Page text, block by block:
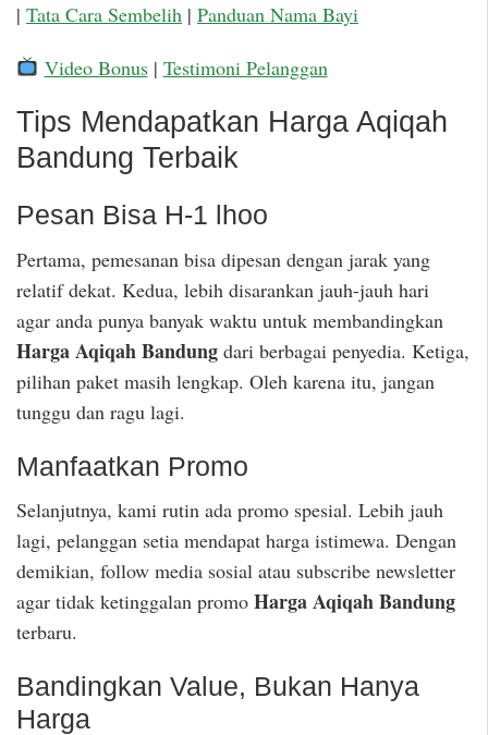
| Tata Cara Sembelih | Panduan Nama Bayi
Video Bonus| Testimoni Pelanggan
Tips Mendapatkan Harga Aqiqah
Bandung Terbaik
Pesan Bisa H-1 lhoo
Pertama, pemesanan bisa dipesan dengan jarak yang
relatif dekat. Kedua, lebih disarankan jauh-jauh hari
agar anda punya banyak waktu untuk membandingkan
Harga Aqiqah Bandung dari berbagai penyedia. Ketiga,
pilihan paket masih lengkap. Oleh karena itu, jangan
tunggu dan ragu lagi.
Manfaatkan Promo
Selanjutnya, kami rutin ada promo spesial. Lebih jauh
lagi, pelanggan setia mendapat harga istimewa. Dengan
demikian, follow media sosial atau subscribe newsletter
agar tidak ketinggalan promo Harga Aqiqah Bandung
terbaru.
Bandingkan Value, Bukan Hanya
Harga